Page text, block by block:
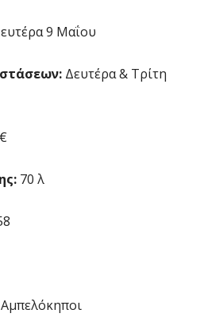
9 Μαΐου
Δευτέρα & Τρίτη
70 λ